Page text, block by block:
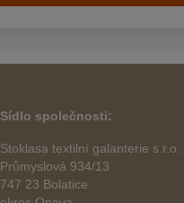
Sídlo společnosti:
Stoklasa textilní galanterie s.r.o.
Průmyslová 934/13
747 23 Bolatice